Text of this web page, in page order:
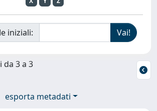
iniziali:
3 a 3
esporta metadati